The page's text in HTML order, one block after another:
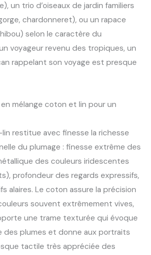
un trio d’oiseaux de jardin familiers
chardonneret), ou un rapace
selon le caractère du
voyageur revenu des tropiques, un
rappelant son voyage est presque
mélange coton et lin pour un
restitue avec finesse la richesse
du plumage : finesse extrême des
des couleurs iridescentes
profondeur des regards expressifs,
alaires. Le coton assure la précision
souvent extrêmement vives,
une trame texturée qui évoque
des plumes et donne aux portraits
tactile très appréciée des